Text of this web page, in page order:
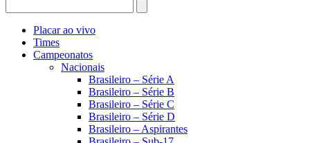
Placar ao vivo
Times
Campeonatos
Nacionais
Brasileiro – Série A
Brasileiro – Série B
Brasileiro – Série C
Brasileiro – Série D
Brasileiro – Aspirantes